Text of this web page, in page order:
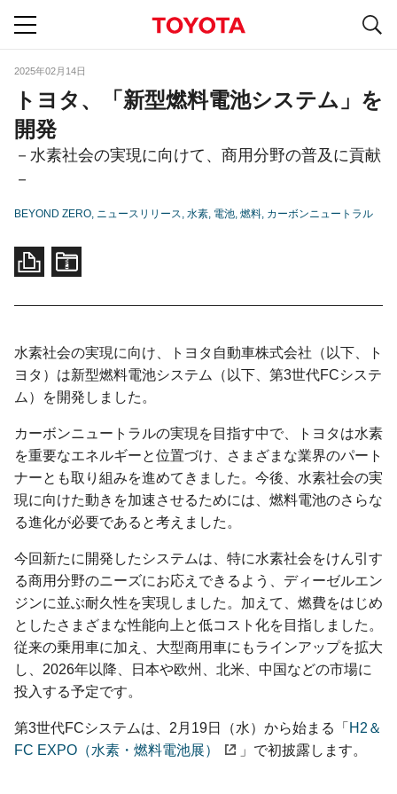
2025年02月14日
トヨタ、「新型燃料電池システム」を
開発
－水素社会の実現に向けて、商用分野の普及に貢献
－
BEYOND ZERO ニュースリリース 水素 電池 燃料 カーボンニュートラル
水素社会の実現に向け、トヨタ自動車株式会社（以下、ト
ヨタ）は新型燃料電池システム（以下、第3世代FCシステ
ム）を開発しました。
カーボンニュートラルの実現を目指す中で、トヨタは水素
を重要なエネルギーと位置づけ、さまざまな業界のパート
ナーとも取り組みを進めてきました。今後、水素社会の実
現に向けた動きを加速させるためには、燃料電池のさらな
る進化が必要であると考えました。
今回新たに開発したシステムは、特に水素社会をけん引す
る商用分野のニーズにお応えできるよう、ディーゼルエン
ジンに並ぶ耐久性を実現しました。加えて、燃費をはじめ
としたさまざまな性能向上と低コスト化を目指しました。
従来の乗用車に加え、大型商用車にもラインアップを拡大
し、2026年以降、日本や欧州、北米、中国などの市場に
投入する予定です。
第3世代FCシステムは、2月19日（水）から始まる「 H2＆
FC EXPO（水素・燃料電池展）
」で初披露します。